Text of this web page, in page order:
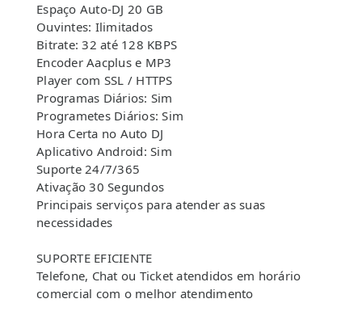
Espaço Auto-DJ 20 GB
Ouvintes: Ilimitados
Bitrate: 32 até 128 KBPS
Encoder Aacplus e MP3
Player com SSL / HTTPS
Programas Diários: Sim
Programetes Diários: Sim
Hora Certa no Auto DJ
Aplicativo Android: Sim
Suporte 24/7/365
Ativação 30 Segundos
Principais serviços para atender as suas
necessidades
SUPORTE EFICIENTE
Telefone, Chat ou Ticket atendidos em horário
comercial com o melhor atendimento